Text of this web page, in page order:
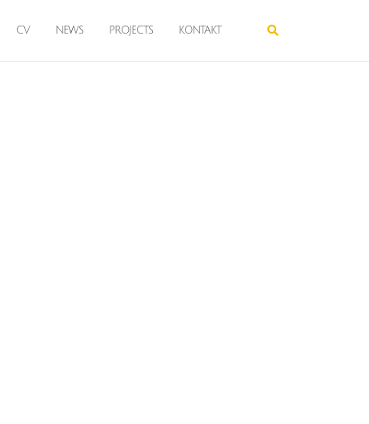
CV NEWS PROJECTS KONTAKT